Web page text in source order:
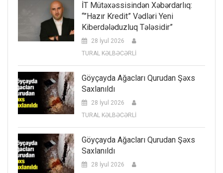
İT Mütəxəssisindən Xəbərdarlıq:
“”Hazır Kredit” Vədləri Yeni
Kiberdələduzluq Tələsidir”
28 İyul 2026
TURAL KƏLBƏCƏRLİ
Göyçayda Ağacları Qurudan Şəxs
Saxlanıldı
28 İyul 2026
TURAL KƏLBƏCƏRLİ
Göyçayda Ağacları Qurudan Şəxs
Saxlanıldı
28 İyul 2026